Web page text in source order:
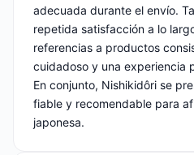
adecuada durante el envío.
repetida satisfacción a lo
referencias a productos
cuidadoso y una experiencia
En conjunto, Nishikidôri se
fiable y recomendable para
japonesa.